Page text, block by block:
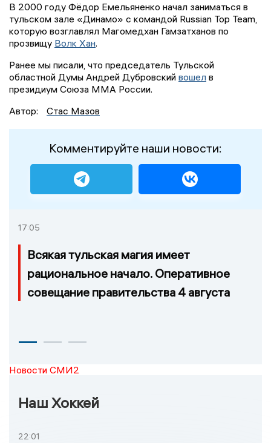
В 2000 году Фёдор Емельяненко начал заниматься в
тульском зале «Динамо» с командой Russian Top Team,
которую возглавлял Магомедхан Гамзатханов по
прозвищу Волк Хан.
Ранее мы писали, что председатель Тульской
областной Думы Андрей Дубровский вошел в
президиум Союза ММА России.
Автор:
Стас Мазов
Комментируйте наши новости:
17:05
Всякая тульская магия имеет
рациональное начало. Оперативное
совещание правительства 4 августа
Новости СМИ2
Наш Хоккей
22:01